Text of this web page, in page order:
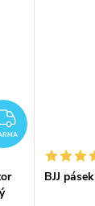
ZDARMA
BJJ